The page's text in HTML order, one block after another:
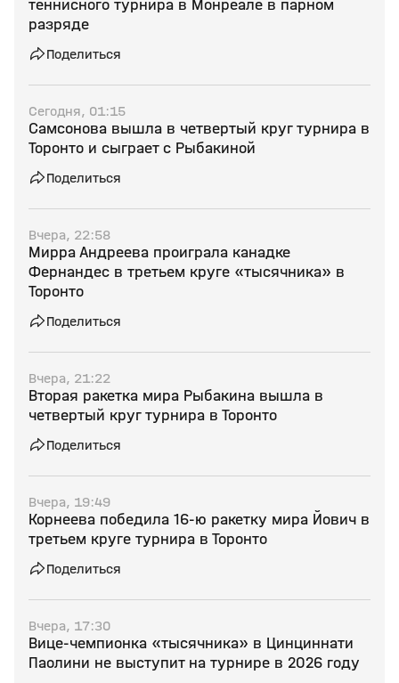
теннисного турнира в Монреале в парном
разряде
Поделиться
Сегодня, 01:15
Самсонова вышла в четвертый круг турнира в
Торонто и сыграет с Рыбакиной
Поделиться
Вчера, 22:58
Мирра Андреева проиграла канадке
Фернандес в третьем круге «тысячника» в
Торонто
Поделиться
Вчера, 21:22
Вторая ракетка мира Рыбакина вышла в
четвертый круг турнира в Торонто
Поделиться
Вчера, 19:49
Корнеева победила 16‑ю ракетку мира Йович в
третьем круге турнира в Торонто
Поделиться
Вчера, 17:30
Вице‑чемпионка «тысячника» в Цинциннати
Паолини не выступит на турнире в 2026 году